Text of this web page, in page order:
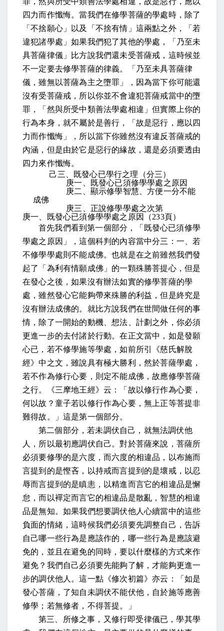
四力而作懺悔。當我們在修學菩薩的學處時，除了
「不捨願心」以及「不捨有情」這兩點之外，「若
違犯諸學處」如果我們犯了其他的學處，「乃至未
具菩薩律儀」比方說我們還未受菩薩戒，這時候並
不一定要去修學菩薩的律義。「乃至未具菩薩律
儀，雖無以菩薩為主之墮罪」，因為當下你可能還
沒有受菩薩戒，所以你並不會違犯菩薩戒當中的墮
罪，「然與所受中類善法學處相違」但實際上你的
行為本身，就不屬於是善行，「故是惡行，應以四
力而作懺悔」，所以當下你雖然沒有違反菩薩戒的
內涵，但是由於它是惡行的緣故，還是必須要透由
四力來作懺悔。
己三、既發心已學行之理（分三）
庚一、既發心已須修學學處之原因
庚二、顯示修學智慧、方便一分不能
成佛
庚三、正說修學學處之次第
庚一、既發心已須修學學處之原因（233頁）
首先我們看到第一個部分，「既發心已須修學
學處之原因」，這個科判的內容當中分三：一、若
不修學學處則不能成佛。也就是在之前雖然我們發
起了「為利有情願成佛」的一顆殊勝菩提心，但是
在發心之後，如果沒有辦法如實的修學菩薩的學
處，雖然發心它能夠帶來殊勝的利益，但是終究是
沒有辦法成佛的。就比方說我們在世間做任何的事
情，除了一開始的動機、想法、計劃之外，你必須
更進一步的去付諸於行動。在正文當中，如是發願
心已，若不修學施等學處，如前所引《慈氏解脫
經》中之文，雖說具有極大勝利，然於菩薩學處，
若不作為修行心要，則定不能成佛，故應修學菩薩
之行。《三摩地王經》云：「故以修行作為心要，
何以故？童子若以修行作為心要，無上正等菩提非
難得故。」這是第一個部分。
第二個部分，若未調伏自己，就無法調伏他
人，所以最初應調伏自己。對於菩薩來說，菩薩所
必須要修學的是六度，而六度的相違品，以布施而
言提到的是慳吝，以持戒而言提到的是壞戒，以忍
辱而言提到的是瞋恚，以精進而言它的相違品是懈
怠，而以襌定而言它的相違品是散亂，智慧的相違
品是無知。如果我們想要調伏他人心續當中的這些
負面的情緒，這時候我們必須要先調整自己，告訴
自己哪一些行為是應該作的，哪一些行為是應該避
免的，並且在避免的同時，要以什麼樣的方式來作
避免？我們自己必須要先能夠了解，才能夠更進一
步的調伏他人。這一點《修次初篇》亦云：「如是
發心菩薩，了知自未調伏不能伏他，自於施等應善
修學；若無修者，不得菩提。」
第三、所修之事，又修行即受律儀已，學其學